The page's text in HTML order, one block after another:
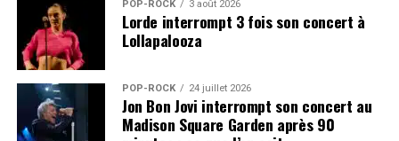
POP-ROCK 3 août 2026
Lorde interrompt 3 fois son concert à
Lollapalooza
POP-ROCK 24 juillet 2026
Jon Bon Jovi interrompt son concert au
Madison Square Garden après 90